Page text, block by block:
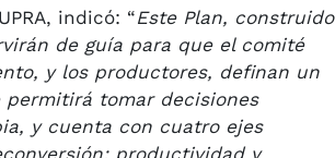
indicó: “Este Plan, construido
de guía para que el comité
y los productores, definan un
tomar decisiones
y cuenta con cuatro ejes
productividad y